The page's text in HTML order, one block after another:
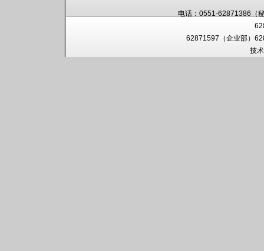
电话：0551-62871386（
62871597（企业部）
技